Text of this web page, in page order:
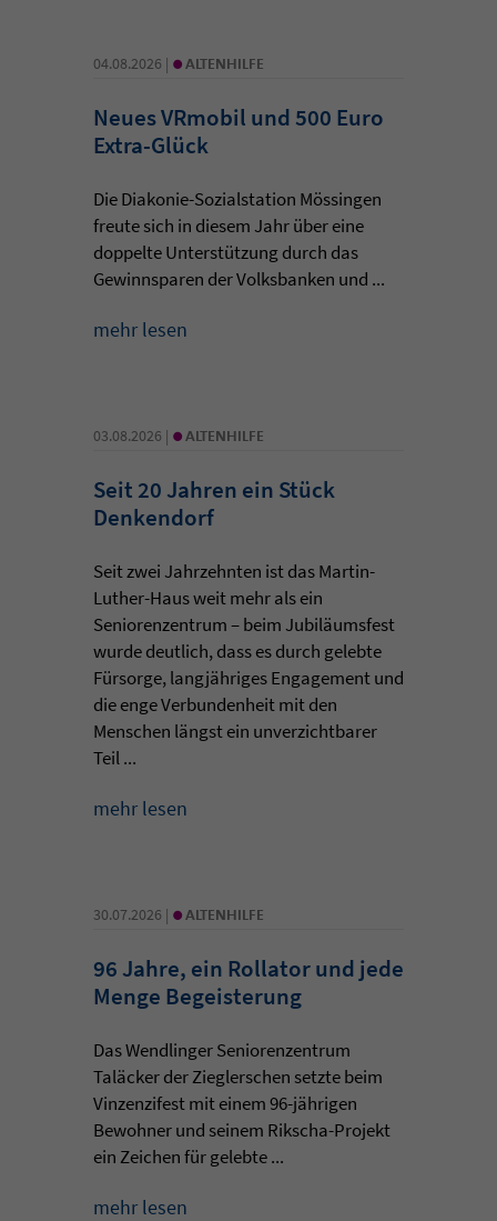
04.08.2026 | • ALTENHILFE
Neues VRmobil und 500 Euro
Extra-Glück
Die Diakonie-Sozialstation Mössingen
freute sich in diesem Jahr über eine
doppelte Unterstützung durch das
Gewinnsparen der Volksbanken und ...
mehr lesen
03.08.2026 | • ALTENHILFE
Seit 20 Jahren ein Stück
Denkendorf
Seit zwei Jahrzehnten ist das Martin-
Luther-Haus weit mehr als ein
Seniorenzentrum – beim Jubiläumsfest
wurde deutlich, dass es durch gelebte
Fürsorge, langjähriges Engagement und
die enge Verbundenheit mit den
Menschen längst ein unverzichtbarer
Teil ...
mehr lesen
30.07.2026 | • ALTENHILFE
96 Jahre, ein Rollator und jede
Menge Begeisterung
Das Wendlinger Seniorenzentrum
Taläcker der Zieglerschen setzte beim
Vinzenzifest mit einem 96-jährigen
Bewohner und seinem Rikscha-Projekt
ein Zeichen für gelebte ...
mehr lesen